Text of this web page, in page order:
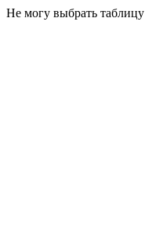
Не могу выбрать таблицу